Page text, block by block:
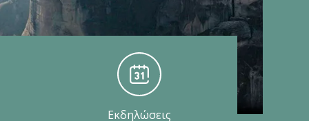
Εκδηλώσεις